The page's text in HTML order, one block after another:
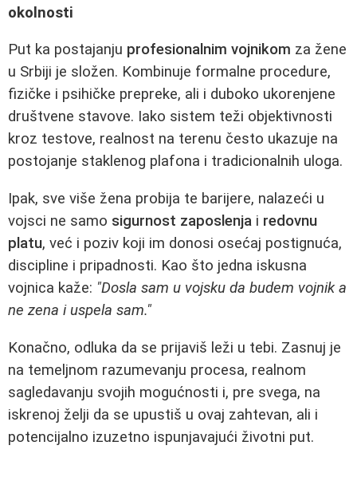
okolnosti
Put ka postajanju profesionalnim vojnikom za žene
u Srbiji je složen. Kombinuje formalne procedure,
fizičke i psihičke prepreke, ali i duboko ukorenjene
društvene stavove. Iako sistem teži objektivnosti
kroz testove, realnost na terenu često ukazuje na
postojanje staklenog plafona i tradicionalnih uloga.
Ipak, sve više žena probija te barijere, nalazeći u
vojsci ne samo sigurnost zaposlenja i redovnu
platu, već i poziv koji im donosi osećaj postignuća,
discipline i pripadnosti. Kao što jedna iskusna
vojnica kaže: "Dosla sam u vojsku da budem vojnik a
ne zena i uspela sam."
Konačno, odluka da se prijaviš leži u tebi. Zasnuj je
na temeljnom razumevanju procesa, realnom
sagledavanju svojih mogućnosti i, pre svega, na
iskrenoj želji da se upustiš u ovaj zahtevan, ali i
potencijalno izuzetno ispunjavajući životni put.